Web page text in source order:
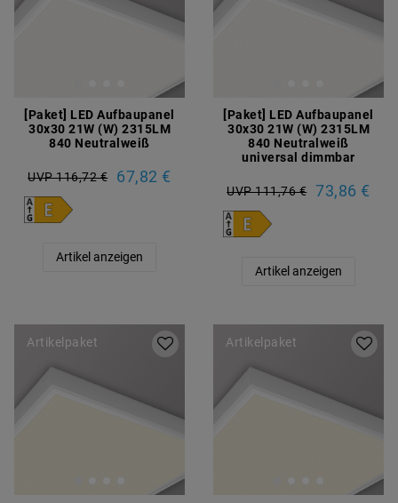
[Paket] LED Aufbaupanel
30x30 21W (W) 2315LM
840 Neutralweiß
UVP 116,72 € 67,82 €
Artikel anzeigen
[Paket] LED Aufbaupanel
30x30 21W (W) 2315LM
840 Neutralweiß
universal dimmbar
UVP 111,76 € 73,86 €
Artikel anzeigen
Artikelpaket Artikelpaket